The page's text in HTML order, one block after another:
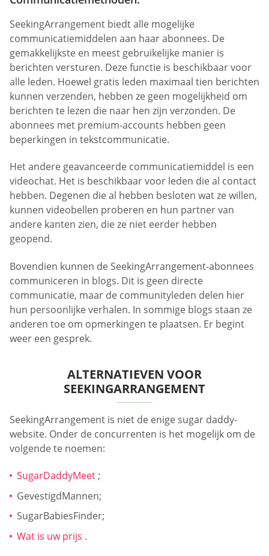
SeekingArrangement biedt alle mogelijke
communicatiemiddelen aan haar abonnees. De
gemakkelijkste en meest gebruikelijke manier is
berichten versturen. Deze functie is beschikbaar voor
alle leden. Hoewel gratis leden maximaal tien berichten
kunnen verzenden, hebben ze geen mogelijkheid om
berichten te lezen die naar hen zijn verzonden. De
abonnees met premium-accounts hebben geen
beperkingen in tekstcommunicatie.
Het andere geavanceerde communicatiemiddel is een
videochat. Het is beschikbaar voor leden die al contact
hebben. Degenen die al hebben besloten wat ze willen,
kunnen videobellen proberen en hun partner van
andere kanten zien, die ze niet eerder hebben
geopend.
Bovendien kunnen de SeekingArrangement-abonnees
communiceren in blogs. Dit is geen directe
communicatie, maar de communityleden delen hier
hun persoonlijke verhalen. In sommige blogs staan ze
anderen toe om opmerkingen te plaatsen. Er begint
weer een gesprek.
ALTERNATIEVEN VOOR
SEEKINGARRANGEMENT
SeekingArrangement is niet de enige sugar daddy-
website. Onder de concurrenten is het mogelijk om de
volgende te noemen:
SugarDaddyMeet ;
GevestigdMannen;
SugarBabiesFinder;
Wat is uw prijs .